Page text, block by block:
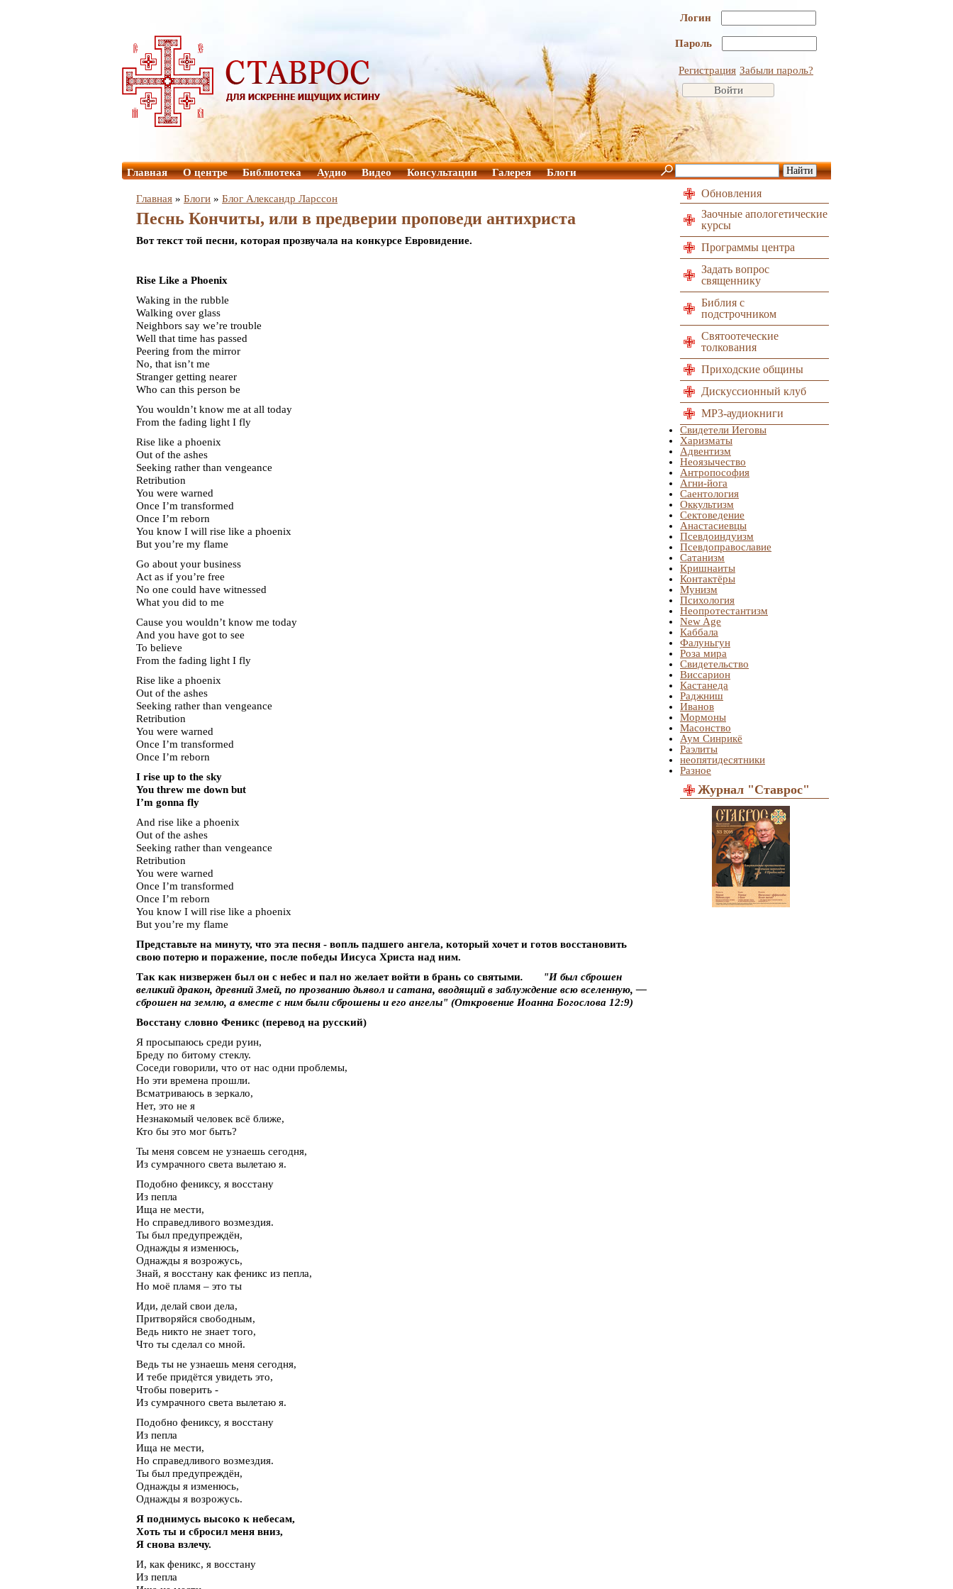
Логин
Пароль
Регистрация Забыли пароль?
Главная О центре Библиотека Аудио Видео Консультации Галерея Блоги
Главная » Блоги » Блог Александр Ларссон
Песнь Кончиты, или в предверии проповеди антихриста
Вот текст той песни, которая прозвучала на конкурсе Евровидение.
Rise Like a Phoenix
Waking in the rubble
Walking over glass
Neighbors say we’re trouble
Well that time has passed
Peering from the mirror
No, that isn’t me
Stranger getting nearer
Who can this person be
You wouldn’t know me at all today
From the fading light I fly
Rise like a phoenix
Out of the ashes
Seeking rather than vengeance
Retribution
You were warned
Once I’m transformed
Once I’m reborn
You know I will rise like a phoenix
But you’re my flame
Go about your business
Act as if you’re free
No one could have witnessed
What you did to me
Cause you wouldn’t know me today
And you have got to see
To believe
From the fading light I fly
Rise like a phoenix
Out of the ashes
Seeking rather than vengeance
Retribution
You were warned
Once I’m transformed
Once I’m reborn
I rise up to the sky
You threw me down but
I’m gonna fly
And rise like a phoenix
Out of the ashes
Seeking rather than vengeance
Retribution
You were warned
Once I’m transformed
Once I’m reborn
You know I will rise like a phoenix
But you’re my flame
Представьте на минуту, что эта песня - вопль падшего ангела, который хочет и готов восстановить
свою потерю и поражение, после победы Иисуса Христа над ним.
Так как низвержен был он с небес и пал но желает войти в брань со святыми. "И был сброшен
великий дракон, древний Змей, по прозванию дьявол и сатана, вводящий в заблуждение всю вселенную, —
сброшен на землю, а вместе с ним были сброшены и его ангелы" (Откровение Иоанна Богослова 12:9)
Восстану словно Феникс (перевод на русский)
Я просыпаюсь среди руин,
Бреду по битому стеклу.
Соседи говорили, что от нас одни проблемы,
Но эти времена прошли.
Всматриваюсь в зеркало,
Нет, это не я
Незнакомый человек всё ближе,
Кто бы это мог быть?
Ты меня совсем не узнаешь сегодня,
Из сумрачного света вылетаю я.
Подобно фениксу, я восстану
Из пепла
Ища не мести,
Но справедливого возмездия.
Ты был предупреждён,
Однажды я изменюсь,
Однажды я возрожусь,
Знай, я восстану как феникс из пепла,
Но моё пламя – это ты
Иди, делай свои дела,
Притворяйся свободным,
Ведь никто не знает того,
Что ты сделал со мной.
Ведь ты не узнаешь меня сегодня,
И тебе придётся увидеть это,
Чтобы поверить -
Из сумрачного света вылетаю я.
Подобно фениксу, я восстану
Из пепла
Ища не мести,
Но справедливого возмездия.
Ты был предупреждён,
Однажды я изменюсь,
Однажды я возрожусь.
Я поднимусь высоко к небесам,
Хоть ты и сбросил меня вниз,
Я снова взлечу.
И, как феникс, я восстану
Из пепла
Обновления
Заочные апологетические
курсы
Программы центра
Задать вопрос
священнику
Библия с
подстрочником
Святоотеческие
толкования
Приходские общины
Дискуссионный клуб
MP3-аудиокниги
Свидетели Иеговы
Харизматы
Адвентизм
Неоязычество
Антропософия
Агни-йога
Саентология
Оккультизм
Сектоведение
Анастасиевцы
Псевдоиндуизм
Псевдоправославие
Сатанизм
Кришнаиты
Контактёры
Мунизм
Психология
Неопротестантизм
New Age
Каббала
Фалуньгун
Роза мира
Свидетельство
Виссарион
Кастанеда
Раджниш
Иванов
Мормоны
Масонство
Аум Синрикё
Раэлиты
неопятидесятники
Разное
Журнал "Ставрос"